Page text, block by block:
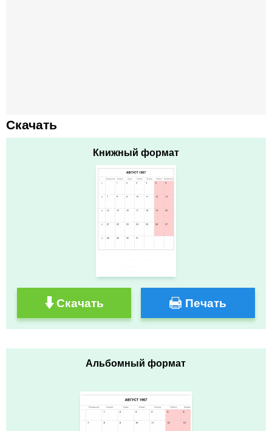
Скачать
Книжный формат
Скачать Печать
Альбомный формат